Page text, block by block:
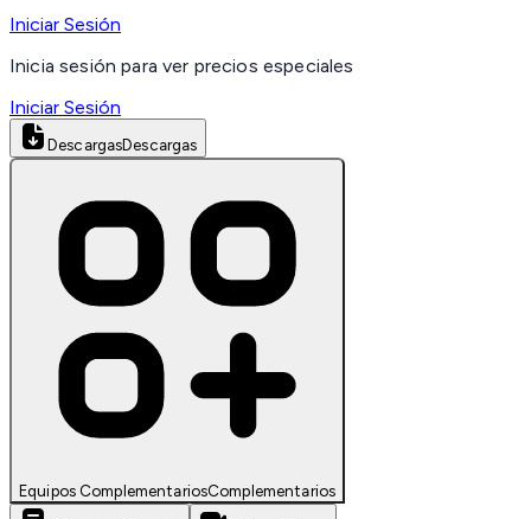
Iniciar Sesión
Inicia sesión para ver precios especiales
Iniciar Sesión
DescargasDescargas
Equipos ComplementariosComplementarios